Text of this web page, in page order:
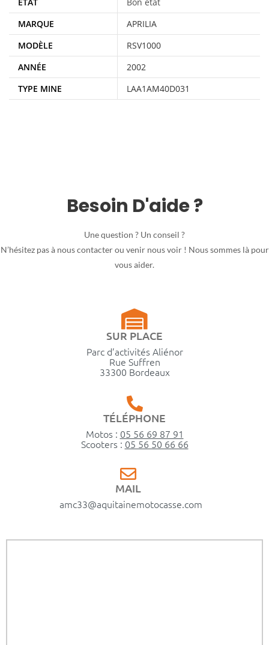
MARQUE
APRILIA
MODÈLE
RSV1000
ANNÉE
2002
TYPE MINE
LAA1AM40D031
Besoin D'aide ?
Une question ? Un conseil ?
N’hésitez pas à nous contacter ou venir nous voir ! Nous sommes là pour
vous aider.
SUR PLACE
Parc d’activités Aliénor
Rue Suffren
33300 Bordeaux
TÉLÉPHONE
Motos : 05 56 69 87 91
Scooters : 05 56 50 66 66
MAIL
amc33@aquitainemotocasse.com